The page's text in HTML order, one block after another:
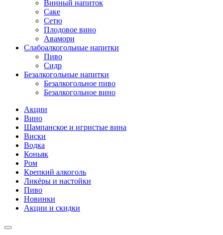
Винный напиток
Саке
Сетю
Плодовое вино
Авамори
Слабоалкогольные напитки
Пиво
Сидр
Безалкогольные напитки
Безалкогольное пиво
Безалкогольное вино
Акции
Вино
Шампанское и игристые вина
Виски
Водка
Коньяк
Ром
Крепкий алкоголь
Ликёры и настойки
Пиво
Новинки
Акции и скидки